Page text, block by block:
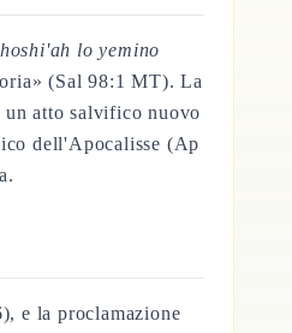
lo yemino
(Sal 98:1 MT). La
un atto salvifico nuovo
dell'Apocalisse (Ap
e la proclamazione